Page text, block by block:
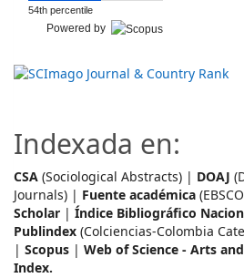
54th percentile
Powered by
Indexada en:
CSA (Sociological Abstracts) | DOAJ
Journals) | Fuente académica
Scholar | Índice Bibliográfico
Publindex (Colciencias-Colombia
| Scopus | Web of Science - Arts
Index.